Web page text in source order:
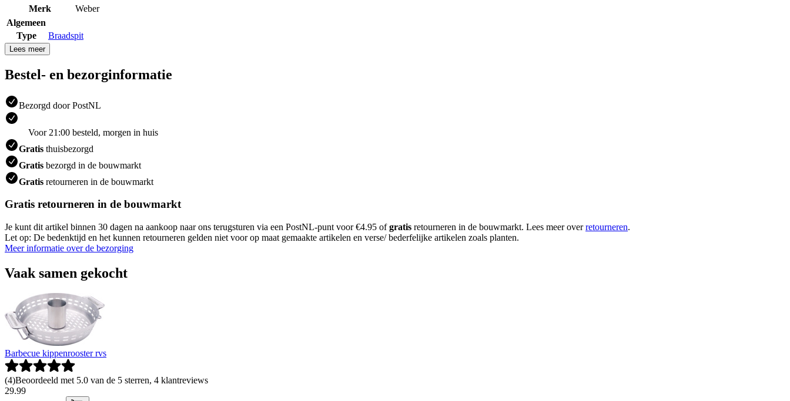
Merk
Weber
Algemeen
Type
Braadspit
Lees meer
Bestel- en bezorginformatie
Bezorgd door PostNL
Voor 21:00 besteld, morgen in huis
Gratis thuisbezorgd
Gratis bezorgd in de bouwmarkt
Gratis retourneren in de bouwmarkt
Gratis retourneren in de bouwmarkt
Je kunt dit artikel binnen 30 dagen na aankoop naar ons terugsturen via een PostNL-punt voor €4.95 ofgratis retourneren in de bouwmarkt. Lees meer overretourneren.
Let op: De bedenktijd en het kunnen retourneren gelden niet voor op maat gemaakte artikelen en verse/ bederfelijke artikelen zoals planten.
Meer informatie over de bezorging
Vaak samen gekocht
Barbecue kippenrooster rvs
(4)Beoordeeld met 5.0 van de 5 sterren, 4 klantreviews
29.99